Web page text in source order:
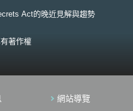
在保障個人或法人智慧之著作，使
會發展，且與著作權法之立法目的
限制之原則，是以，色情光碟片非
不受著作權法保護，業者就無法為
Act的晚近見解與趨勢
著作權
網站導覽